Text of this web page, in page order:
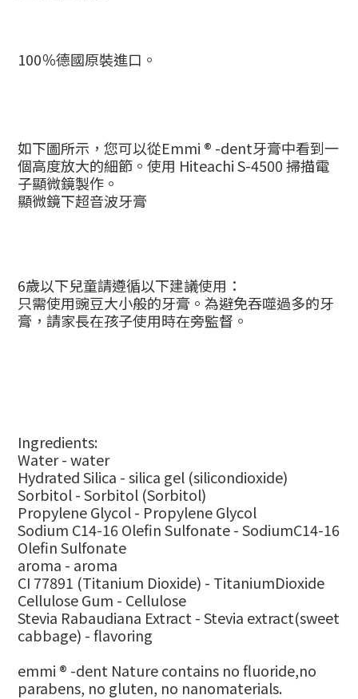
100％德國原裝進口。
如下圖所示，您可以從Emmi ® -dent牙膏中看到一
個高度放大的細節。使用 Hiteachi S-4500掃描電
子顯微鏡製作。
顯微鏡下超音波牙膏
6歲以下兒童請遵循以下建議使用：
只需使用豌豆大小般的牙膏。為避免吞噬過多的牙
膏，請家長在孩子使用時在旁監督。
Ingredients:
Water - water
Hydrated Silica - silica gel (silicondioxide)
Sorbitol - Sorbitol (Sorbitol)
Propylene Glycol - Propylene Glycol
Sodium C14-16 Olefin Sulfonate - SodiumC14-16
Olefin Sulfonate
aroma - aroma
CI 77891 (Titanium Dioxide) - TitaniumDioxide
Cellulose Gum - Cellulose
Stevia Rabaudiana Extract - Stevia extract(sweet
cabbage) - flavoring
emmi ® -dent Nature contains no fluoride,no
parabens, no gluten, no nanomaterials.